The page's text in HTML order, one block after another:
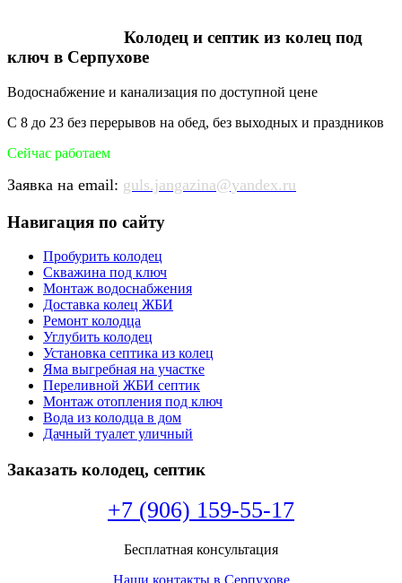
Колодец и септик из колец под
ключ в Серпухове
Водоснабжение и канализация по доступной цене
С 8 до 23 без перерывов на обед, без выходных и праздников
Сейчас работаем
Заявка на email: guls.jangazina@yandex.ru
Навигация по сайту
Пробурить колодец
Скважина под ключ
Монтаж водоснабжения
Доставка колец ЖБИ
Ремонт колодца
Углубить колодец
Установка септика из колец
Яма выгребная на участке
Переливной ЖБИ септик
Монтаж отопления под ключ
Вода из колодца в дом
Дачный туалет уличный
Заказать колодец, септик
+7 (906) 159-55-17
Бесплатная консультация
Наши контакты в Серпухове